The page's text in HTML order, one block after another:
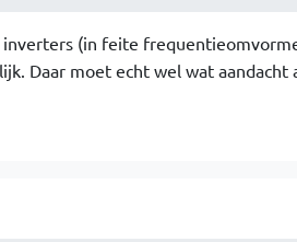
(in feite
Daar moet echt wel wat aandacht